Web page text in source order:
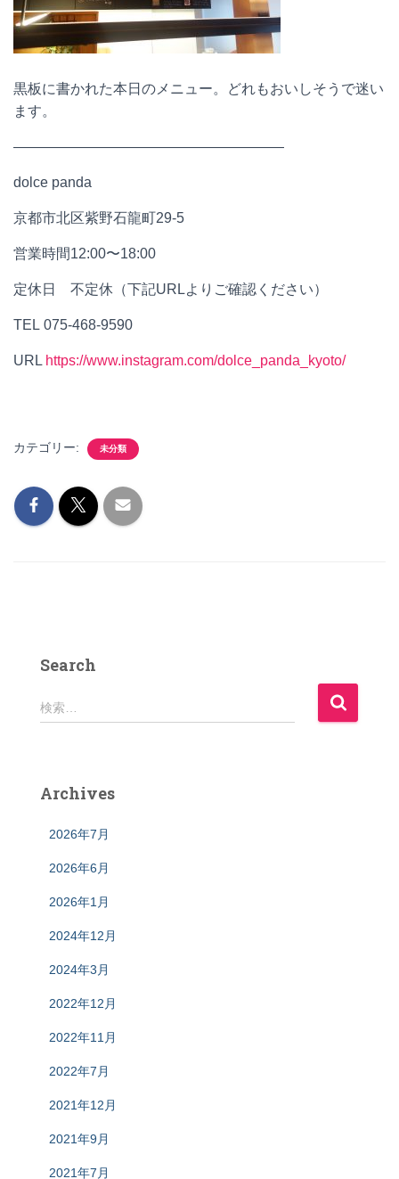
黒板に書かれた本日のメニュー。どれもおいしそうで迷い
ます。
———————————————————
dolce panda
京都市北区紫野石龍町29-5
営業時間12:00〜18:00
定休日 不定休（下記URLよりご確認ください）
TEL 075-468-9590
URL https://www.instagram.com/dolce_panda_kyoto/
カテゴリー: 未分類
Search
検
索
検索…
Archives
2026年7月
2026年6月
2026年1月
2024年12月
2024年3月
2022年12月
2022年11月
2022年7月
2021年12月
2021年9月
2021年7月